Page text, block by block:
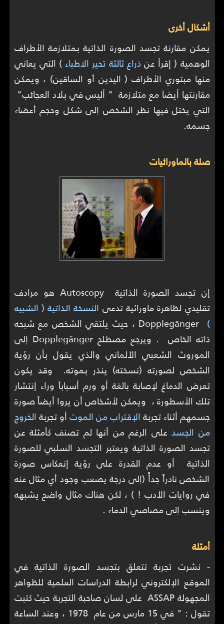
أشكال أخرى
يمكن مقارنة تجسد الصورة الذاتية بمتلازمة الأطراف
الوهمية ( إقرأ عن ذراع ثالثة تحير الاطباء ) التي يعاني
منها مبتوري الأطراف ( اليدين أو الساقين) ، ويمكن
مقارنتها أيضاً مع متلازمة " أليس في بلاد العجائب"
التي يختل فيها نظر الشخص إلى شكل وحجم أعضاء
جسمه.
صلة بالماورائيات
إن تجسد الصورة الذاتية Autoscopy هو مرادف
تقليدي لظاهرة ماورائية تدعى النسخة الذاتية ( الشبيه
)
Dopplegänger ، حيث يلتقي الشخص مع شبحه
ذاته الخاص . ويرجع مصطلح Dopplegänger إلى
الموروث الشعبي الألماني والذي يقول بأن رؤية
الشخص لصورته (نسخته) ينذر بموته. وقد يكون
تعرض الدماغ لإصابة بالغة أو ورم أسباباً وراء إنتشار
تلك الأسطورة ، ويمكن لأشخاص أن يروا أيضاً صورة
جسمهم أثناء تجربةالإقتراب من الموتأو تجربةالخروج
من الجسدعلى الرغم من أنها لم تصنف كأمثلة عن
تجسد الصورة الذاتية ويعتبر التجسد السلبي للصورة
الذاتية أو عدم القدرة على رؤية إنعكاس صورة
الشخص نادراً جدأً (إلى درجة يصعب وجود أي مثال عنه
في روايات الأدب ! ) ، لكن هناك مثال واضح يشبهه
وينسب إلى مصاصي الدماء .
أمثلة
- نشرت تجربة تتعلق بتجسد الصورة الذاتية في
الموقع الإلكتروني لرابطة الدراسات العلمية للظواهر
المجهولة ASSAP على لسان صاحبة التجربة حيث كتبت
تقول : " في 15 مارس من عام 1978 ، وعند الساعة